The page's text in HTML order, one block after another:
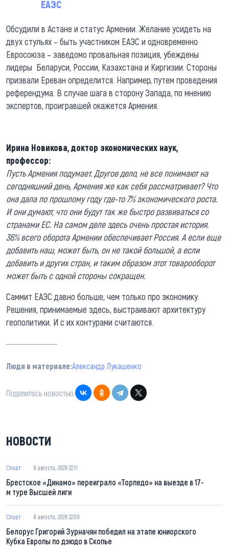
ЕАЭС
Обсудили в Астане и статус Армении. Желание усидеть на
двух стульях – быть участником ЕАЭС и одновременно
Евросоюза – заведомо провальная позиция, убеждены
лидеры Беларуси, России, Казахстана и Киргизии. Стороны
призвали Ереван определится. Например, путем проведения
референдума. В случае шага в сторону Запада, по мнению
экспертов, проигравшей окажется Армения.
Ирина Новикова, доктор экономических наук,
профессор:
Пусть Армения подумает. Другое дело, не все понимают на
сегодняшний день, Армения же как себя рассматривает? Что
она дала по прошлому году где-то 7% экономического роста.
И они думают, что они будут так же быстро развиваться со
странами ЕС. На самом деле здесь очень простая история.
36% всего оборота Армении обеспечивает Россия. А если еще
добавить наш, может быть, он не такой большой, а если
добавить и других стран, и таким образом этот товарооборот
может быть с одной стороны сокращен.
Саммит ЕАЭС давно больше, чем только про экономику.
Решения, принимаемые здесь, выстраивают архитектуру
геополитики. И с их контурами считаются.
Люди в материале:Александр Лукашенко
Поделитесь новостью:
НОВОСТИ
Спорт 8 августа, 2026 22:11
Брестское «Динамо» переиграло «Торпедо» на выезде в 17-
м туре Высшей лиги
Спорт 8 августа, 2026 22:09
Белорус Григорий Зурначян победил на этапе юниорского
Кубка Европы по дзюдо в Скопье